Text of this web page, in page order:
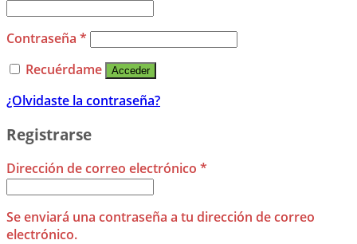
Contraseña *
Recuérdame
Acceder
¿Olvidaste la contraseña?
Registrarse
Dirección de correo electrónico *
Se enviará una contraseña a tu dirección de correo
electrónico.